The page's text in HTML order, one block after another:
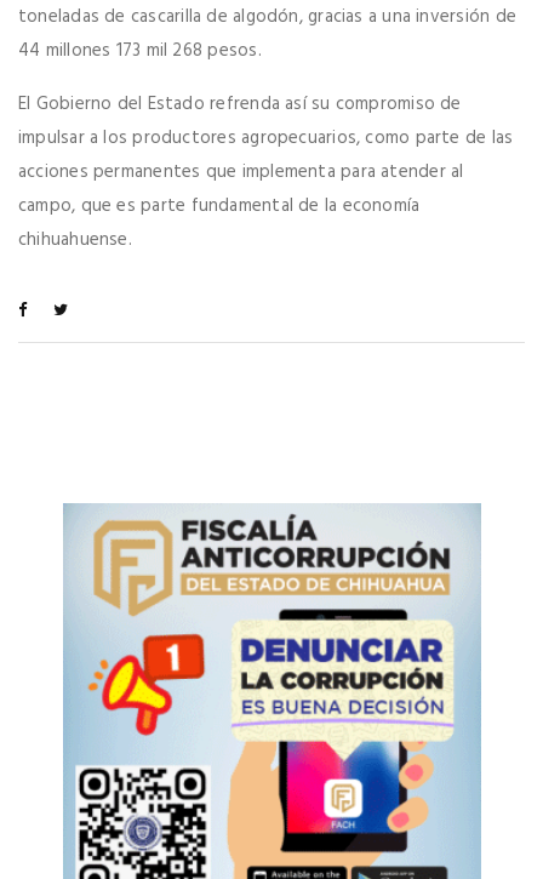
toneladas de cascarilla de algodón, gracias a una inversión de
44 millones 173 mil 268 pesos.
El Gobierno del Estado refrenda así su compromiso de
impulsar a los productores agropecuarios, como parte de las
acciones permanentes que implementa para atender al
campo, que es parte fundamental de la economía
chihuahuense.